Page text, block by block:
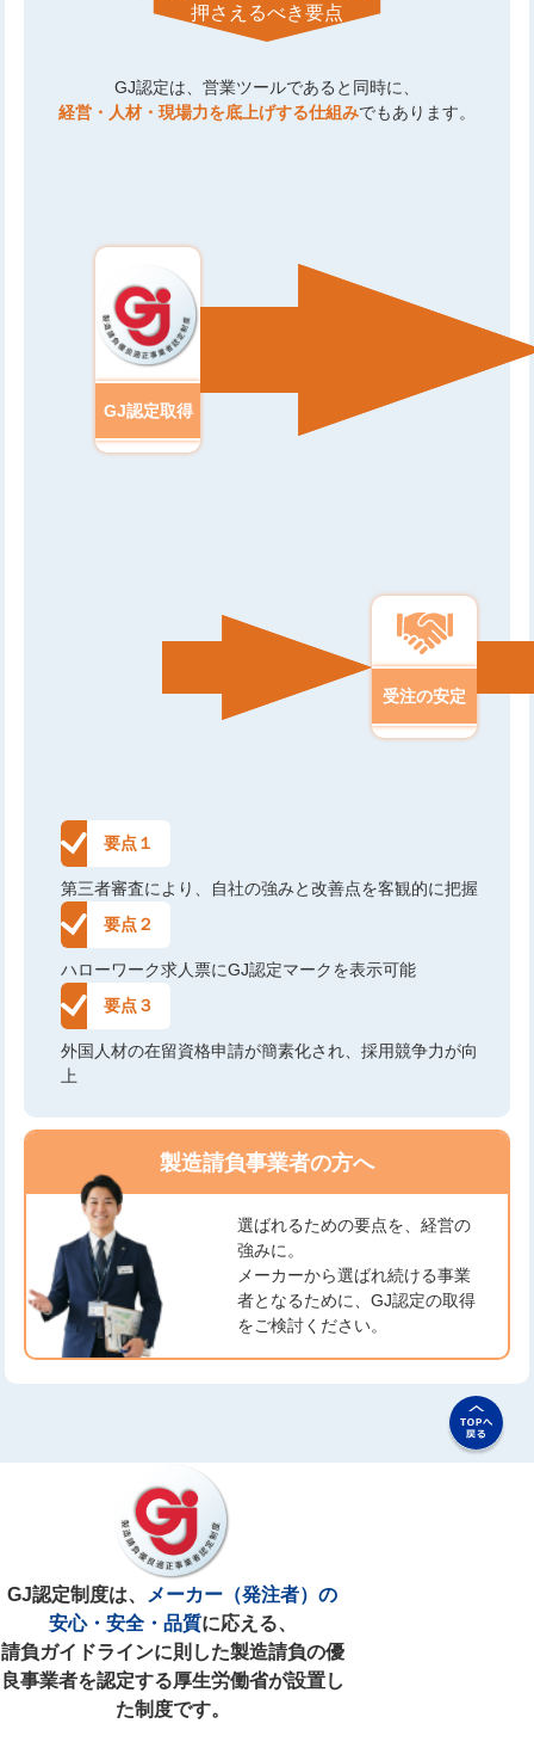
押さえるべき要点
GJ認定は、営業ツールであると同時に、
経営・人材・現場力を底上げする仕組みでもあります。
GJ認定取得
受注の安定
要点１
第三者審査により、自社の強みと改善点を客観的に把握
要点２
ハローワーク求人票にGJ認定マークを表示可能
要点３
外国人材の在留資格申請が簡素化され、採用競争力が向
上
製造請負事業者の方へ
選ばれるための要点を、経営の
強みに。
メーカーから選ばれ続ける事業
者となるために、GJ認定の取得
をご検討ください。
GJ認定制度は、
メーカー（発注者）の
安心・安全・品質に応える、
請負ガイドラインに則した製造請負の優
良事業者を認定する厚生労働省が設置し
た制度です。